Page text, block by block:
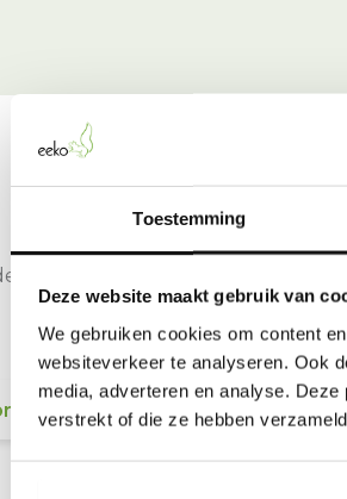
Toestemming
Deze website maakt gebruik van
We gebruiken cookies om content
websiteverkeer te analyseren. Ook
media, adverteren en analyse.
verstrekt of die ze hebben
vragen over onze dienst